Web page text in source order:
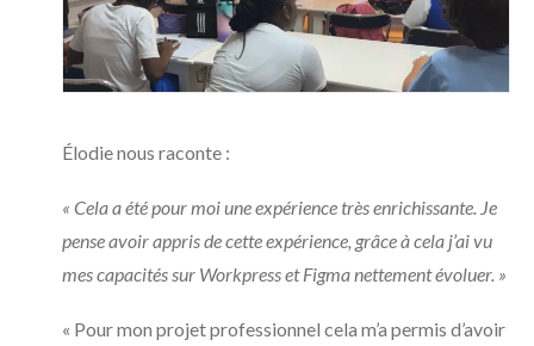
Élodie nous raconte :
« Cela a été pour moi une expérience très enrichissante. Je
pense avoir appris de cette expérience, grâce à cela j’ai vu
mes capacités sur Workpress et Figma nettement évoluer. »
« Pour mon projet professionnel cela m’a permis d’avoir